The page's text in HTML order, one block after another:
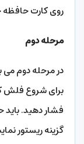
روی کارت حافظه
مرحله دوم
در مرحله دوم
برای شروع فلش
فشار دهید.
گزینه ریستور